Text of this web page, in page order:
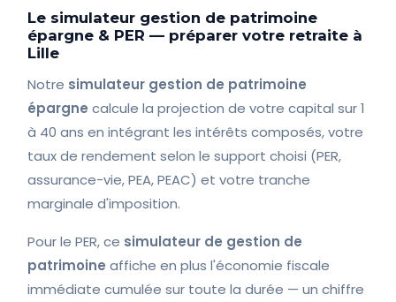
Le simulateur gestion de patrimoine
épargne & PER — préparer votre retraite à
Lille
Notre simulateur gestion de patrimoine
épargne calcule la projection de votre capital sur 1
à 40 ans en intégrant les intérêts composés, votre
taux de rendement selon le support choisi (PER,
assurance-vie, PEA, PEAC) et votre tranche
marginale d'imposition.
Pour le PER, ce simulateur de gestion de
patrimoine affiche en plus l'économie fiscale
immédiate cumulée sur toute la durée — un chiffre